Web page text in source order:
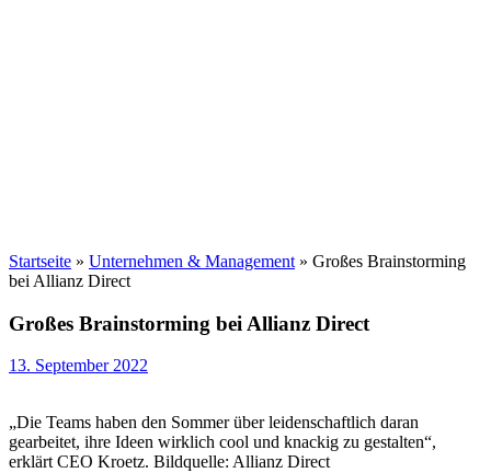
Startseite » Unternehmen & Management » Großes Brainstorming
bei Allianz Direct
Großes Brainstorming bei Allianz Direct
13. September 2022
„Die Teams haben den Sommer über leidenschaftlich daran
gearbeitet, ihre Ideen wirklich cool und knackig zu gestalten“,
erklärt CEO Kroetz. Bildquelle: Allianz Direct